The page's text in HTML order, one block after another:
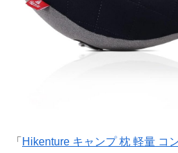
「 Hikenture キャンプ 枕 軽量 コ